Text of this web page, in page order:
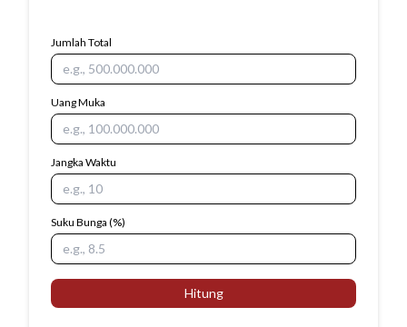
Jumlah Total
Uang Muka
Jangka Waktu
Suku Bunga (%)
Hitung